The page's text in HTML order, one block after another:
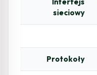
sieciowy
Protokoły